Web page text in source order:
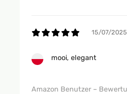
15/07/2025
mooi, elegant
Amazon Benutzer –